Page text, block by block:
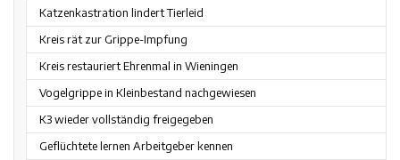
Katzenkastration lindert Tierleid
Kreis rät zur Grippe-Impfung
Kreis restauriert Ehrenmal in Wieningen
Vogelgrippe in Kleinbestand nachgewiesen
K3 wieder vollständig freigegeben
Geflüchtete lernen Arbeitgeber kennen